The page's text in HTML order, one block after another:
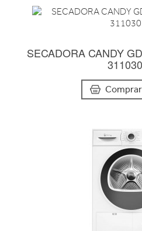
SECADORA CANDY
Comprar